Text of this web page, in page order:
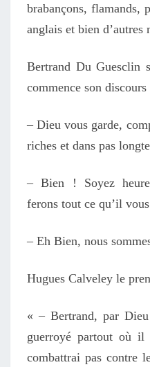
brabançons, flamands,
anglais et bien d’autres
Bertrand Du Guesclin
commence son
– Dieu vous garde,
riches et dans pas
– Bien ! Soyez
ferons tout ce qu’il
– Eh Bien, nous
Hugues Calveley le
« – Bertrand, par
guerroyé partout où
combattrai pas contre